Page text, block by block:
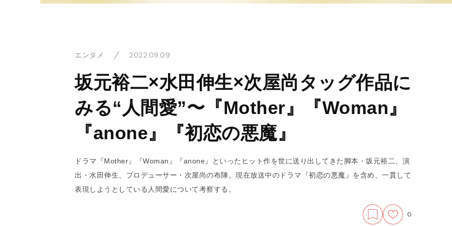
エンタメ 2022.09.09
坂元裕二×水田伸生×次屋尚タッグ作品に
みる“人間愛”〜『Mother』『Woman』
『anone』『初恋の悪魔』
ドラマ『Mother』『Woman』『anone』といったヒット作を世に送り出してきた脚本・坂元裕二、演
出・水田伸生、プロデューサー・次屋尚の布陣。現在放送中のドラマ『初恋の悪魔』を含め、一貫して
表現しようとしている人間愛について考察する。
0